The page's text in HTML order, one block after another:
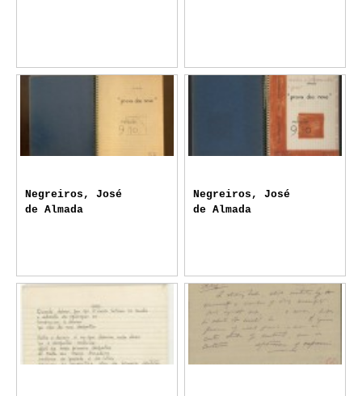
Negreiros, José
de Almada
Negreiros, José
de Almada